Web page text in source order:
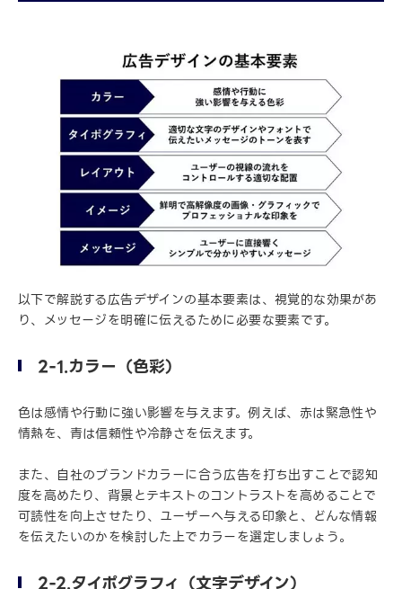
以下で解説する広告デザインの基本要素は、視覚的な効果があ
り、メッセージを明確に伝えるために必要な要素です。
2-1.カラー（色彩）
色は感情や行動に強い影響を与えます。例えば、赤は緊急性や
情熱を、青は信頼性や冷静さを伝えます。
また、自社のブランドカラーに合う広告を打ち出すことで認知
度を高めたり、背景とテキストのコントラストを高めることで
可読性を向上させたり、ユーザーへ与える印象と、どんな情報
を伝えたいのかを検討した上でカラーを選定しましょう。
2-2.タイポグラフィ（文字デザイン）